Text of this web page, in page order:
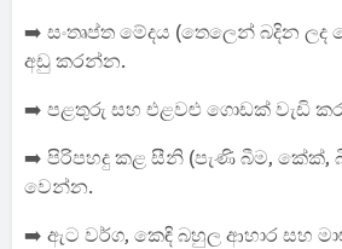
➡️ සංතෘප්ත මේදය (තෙලෙන් බදින
අඩු කරන්න.
➡️ පළතුරු සහ එළවළු ගොඩක් වැඩි
➡️ පිරිපහදු කළ සීනි (පැණි බීම,
වෙන්න.
➡️ ඇට වර්ග, කෙඳි බහුල ආහාර සහ